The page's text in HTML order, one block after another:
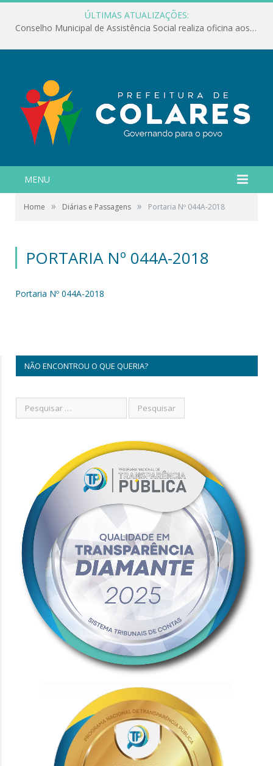
ÚLTIMAS ATUALIZAÇÕES:
Conselho Municipal de Assistência Social realiza oficina aos servidores
MENU
Home » Diárias e Passagens » Portaria Nº 044A-2018
PORTARIA Nº 044A-2018
Portaria Nº 044A-2018
NÃO ENCONTROU O QUE QUERIA?